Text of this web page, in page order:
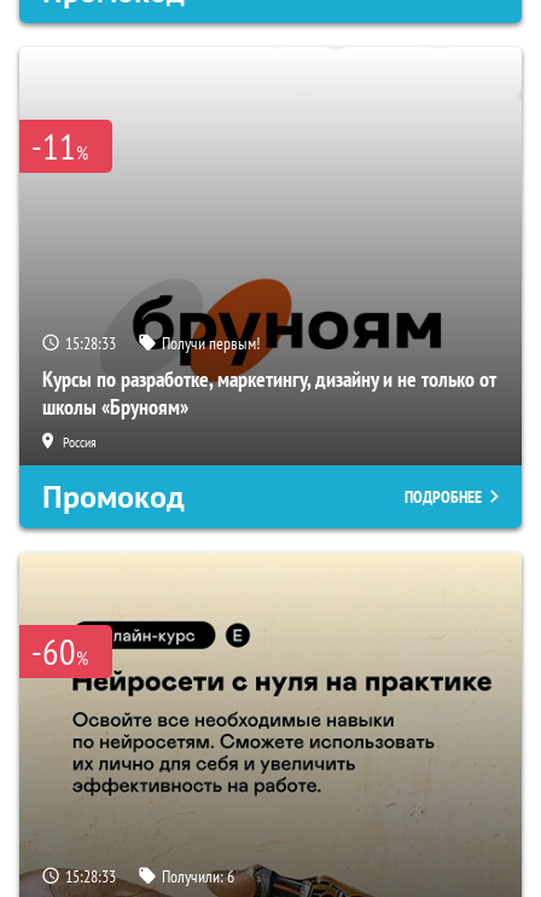
-11%
15:28:32 Получи первым!
Курсы по разработке, маркетингу, дизайну и не только от
школы «Бруноям»
Россия
Промокод ПОДРОБНЕЕ
-60%
15:28:32 Получили:6